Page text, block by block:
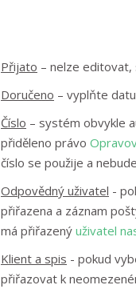
Přijato – nelze
Doručeno – vyplňte
Číslo – systém obvykle
přiděleno právo
číslo se použije a
Odpovědný uživatel -
přiřazena a záznam
má přiřazený uživatel
Klient a spis - pokud
přiřazovat k